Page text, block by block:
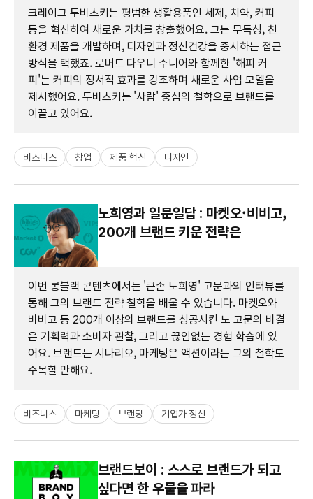
크레이그 두비츠키는 평범한 생활용품인 세제, 치약, 커피
등을 혁신하여 새로운 가치를 창출했어요. 그는 무독성, 친
환경 제품을 개발하며, 디자인과 정신건강을 중시하는 접근
방식을 택했죠. 로버트 다우니 주니어와 함께한 '해피 커
피'는 커피의 정서적 효과를 강조하며 새로운 사업 모델을
제시했어요. 두비츠키는 '사람' 중심의 철학으로 브랜드를
이끌고 있어요.
비즈니스 창업 제품 혁신 디자인
노희영과 일문일답 : 마켓오·비비고,
200개 브랜드 키운 전략은
이번 롱블랙 콘텐츠에서는 '큰손 노희영' 고문과의 인터뷰를
통해 그의 브랜드 전략 철학을 배울 수 있습니다. 마켓오와
비비고 등 200개 이상의 브랜드를 성공시킨 노 고문의 비결
은 기획력과 소비자 관찰, 그리고 끊임없는 경험 학습에 있
어요. 브랜드는 시나리오, 마케팅은 액션이라는 그의 철학도
주목할 만해요.
비즈니스 마케팅 브랜딩 기업가 정신
브랜드보이 : 스스로 브랜드가 되고
싶다면 한 우물을 파라